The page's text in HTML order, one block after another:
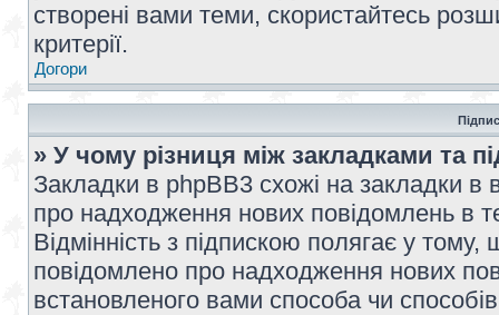
створені вами теми, скористайтесь
критерії.
Догори
» У чому різниця між закладками та
Закладки в phpBB3 схожі на закладки
про надходження нових повідомлень в
Відмінність з підпискою полягає у
повідомлено про надходження нових
встановленого вами способа чи